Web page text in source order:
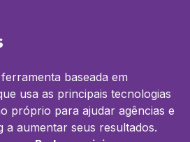
baseada em
usa as principais tecnologias
próprio para ajudar agências e
a aumentar seus resultados.